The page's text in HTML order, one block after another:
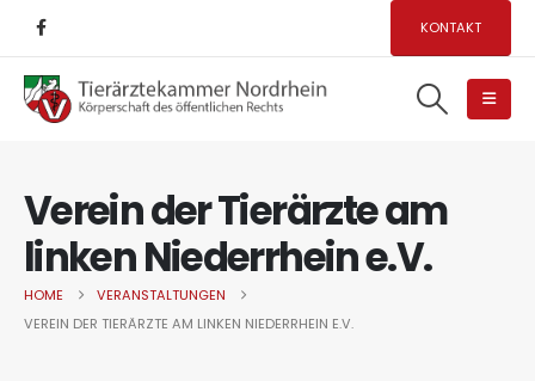
KONTAKT
Verein der Tierärzte am
linken Niederrhein e.V.
HOME
VERANSTALTUNGEN
VEREIN DER TIERÄRZTE AM LINKEN NIEDERRHEIN E.V.